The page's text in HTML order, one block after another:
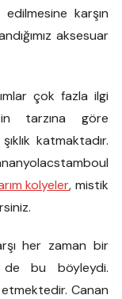
karşın
aksesuar
çok fazla ilgi
tarzına göre
katmaktadır.
kolyeler, mistik
her zaman bir
de bu böyleydi.
Canan